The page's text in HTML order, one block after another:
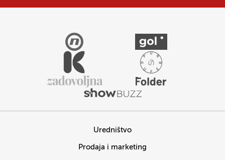
Uredništvo
Prodaja i marketing